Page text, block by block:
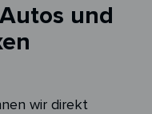
und
wir direkt